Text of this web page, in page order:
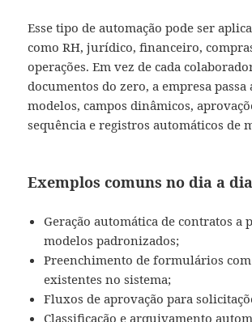
Esse tipo de automação pode ser
como RH, jurídico, financeiro,
operações. Em vez de cada
documentos do zero, a empresa passa
modelos, campos dinâmicos,
sequência e registros automáticos de
Exemplos comuns no dia a dia
Geração automática de contratos a
modelos padronizados;
Preenchimento de formulários
existentes no sistema;
Fluxos de aprovação para
Classificação e arquivamento